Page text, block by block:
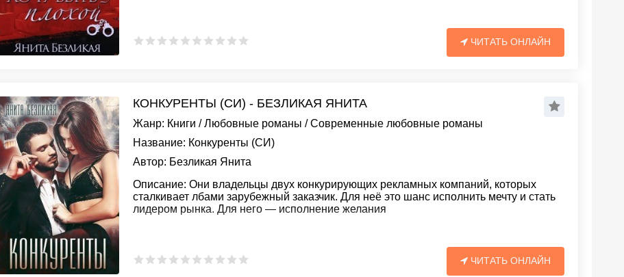
ЧИТАТЬ ОНЛАЙН
КОНКУРЕНТЫ (СИ) - БЕЗЛИКАЯ ЯНИТА
Жанр: Книги /Любовные романы /Современные любовные романы
Название: Конкуренты (СИ)
Автор: Безликая Янита
Описание: Они владельцы двух конкурирующих рекламных компаний, которых
сталкивает лбами зарубежный заказчик. Для неё это шанс исполнить мечту и стать
лидером рынка. Для него — исполнение желания
ЧИТАТЬ ОНЛАЙН